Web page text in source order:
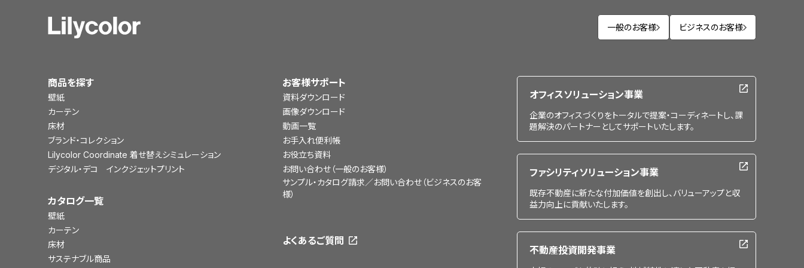
一般のお客様 ビジネスのお客様
商品を探す
壁紙
カーテン
床材
ブランド・コレクション
Lilycolor Coordinate 着せ替えシミュレーション
デジタル・デコ インクジェットプリント
カタログ一覧
壁紙
カーテン
床材
サステナブル商品
お客様サポート
資料ダウンロード
画像ダウンロード
動画一覧
お手入れ便利帳
お役立ち資料
お問い合わせ（一般のお客様）
サンプル・カタログ請求／お問い合わせ（ビジネスのお客
様）
よくあるご質問
オフィスソリューション事業
企業のオフィスづくりをトータルで提案・コーディネートし、課
題解決のパートナーとしてサポートいたします。
ファシリティソリューション事業
既存不動産に新たな付加価値を創出し、バリューアップと収
益力向上に貢献いたします。
不動産投資開発事業